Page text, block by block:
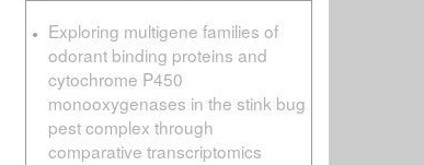
Exploring multigene families of
odorant binding proteins and
cytochrome P450
monooxygenases in the stink bug
pest complex through
comparative transcriptomics